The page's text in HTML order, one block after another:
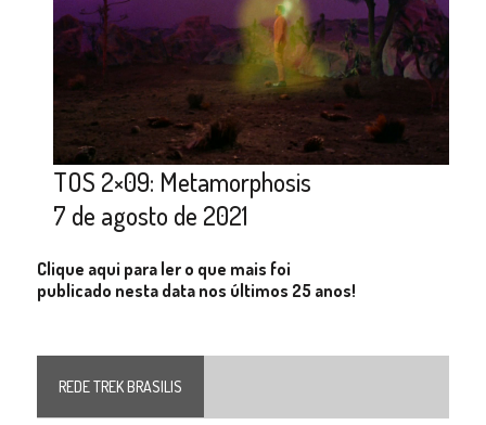
TOS 2×09: Metamorphosis
7 de agosto de 2021
Clique aqui para ler o que mais foi
publicado nesta data nos últimos 25 anos!
REDE TREK BRASILIS